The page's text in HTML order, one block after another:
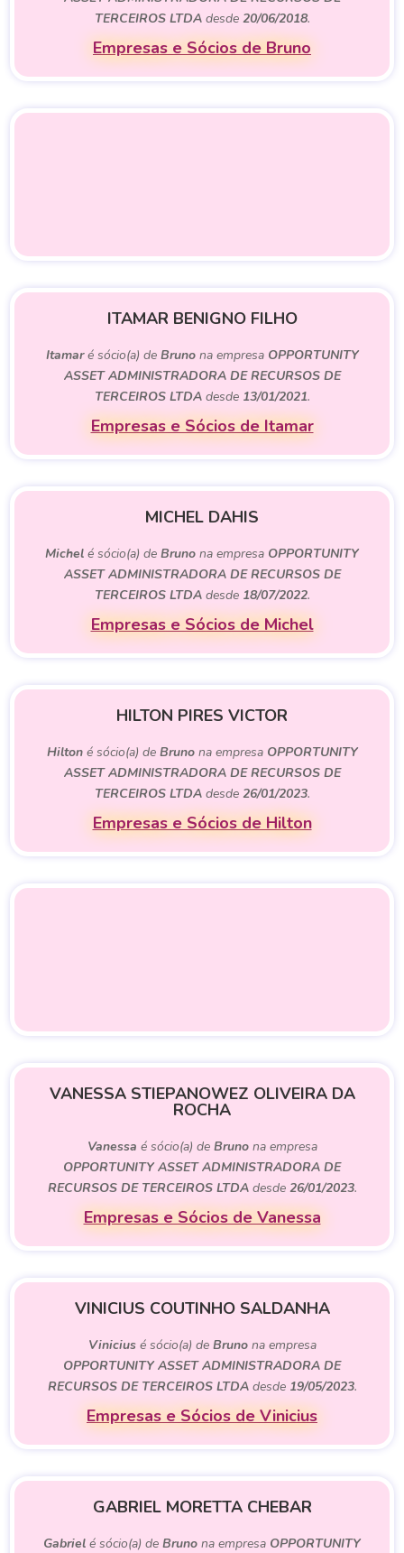
TERCEIROS LTDAdesde 20/06/2018.
Empresas e Sócios de Bruno
ITAMAR BENIGNO FILHO
Itamaré sócio(a) de Brunona empresa OPPORTUNITY
ASSET ADMINISTRADORA DE RECURSOS DE
TERCEIROS LTDAdesde 13/01/2021.
Empresas e Sócios de Itamar
MICHEL DAHIS
Michel é sócio(a) de Bruno na empresa OPPORTUNITY
ASSET ADMINISTRADORA DE RECURSOS DE
TERCEIROS LTDAdesde 18/07/2022.
Empresas e Sócios de Michel
HILTON PIRES VICTOR
Hiltoné sócio(a) de Brunona empresa OPPORTUNITY
ASSET ADMINISTRADORA DE RECURSOS DE
TERCEIROS LTDAdesde 26/01/2023.
Empresas e Sócios de Hilton
VANESSA STIEPANOWEZ OLIVEIRA DA
ROCHA
Vanessa é sócio(a) de Brunona empresa
OPPORTUNITY ASSET ADMINISTRADORA DE
RECURSOS DE TERCEIROS LTDAdesde 26/01/2023.
Empresas e Sócios de Vanessa
VINICIUS COUTINHO SALDANHA
Viniciusé sócio(a) de Brunona empresa
OPPORTUNITY ASSET ADMINISTRADORA DE
RECURSOS DE TERCEIROS LTDAdesde 19/05/2023.
Empresas e Sócios de Vinicius
GABRIEL MORETTA CHEBAR
Gabriel é sócio(a) de Bruno na empresa OPPORTUNITY